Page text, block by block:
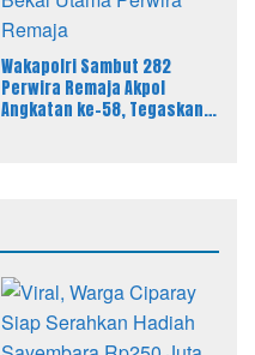
Wakapolri Sambut 282
Perwira Remaja Akpol
Angkatan ke-58, Tegaskan